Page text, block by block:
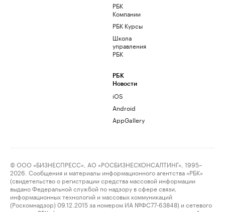
РБК
Компании
РБК Курсы
Школа
управления
РБК
РБК
Новости
iOS
Android
AppGallery
© ООО «БИЗНЕСПРЕСС», АО «РОСБИЗНЕСКОНСАЛТИНГ», 1995–
2026. Сообщения и материалы информационного агентства «РБК»
(свидетельство о регистрации средства массовой информации
выдано Федеральной службой по надзору в сфере связи,
информационных технологий и массовых коммуникаций
(Роскомнадзор) 09.12.2015 за номером ИА №ФС77-63848) и сетевого